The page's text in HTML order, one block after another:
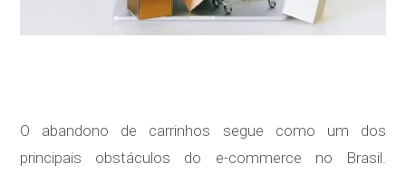
O abandono de carrinhos segue como um dos
principais obstáculos do e-commerce no Brasil.